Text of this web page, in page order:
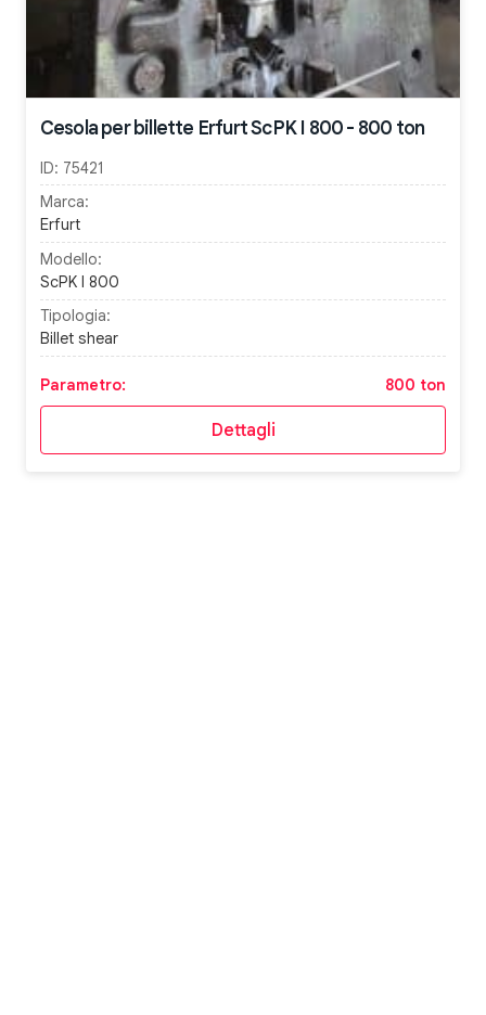
Cesola per billette Erfurt ScPK I 800 - 800 ton
ID: 75421
Marca:
Erfurt
Modello:
ScPK I 800
Tipologia:
Billet shear
Parametro: 800 ton
Dettagli